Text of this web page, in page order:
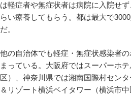
は軽症者や無症状者は病院に入院せ
らい療養してもらう。都は最大で
だ。
他の自治体でも軽症・無症状感染者
まっている。大阪府ではスーパーホ
区）、神奈川県では湘南国際村セン
＆リゾート横浜ベイタワー（横浜市